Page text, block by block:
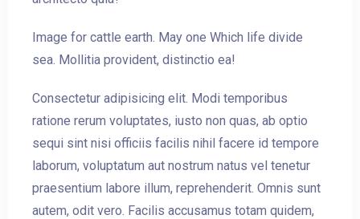
Image for cattle earth. May one Which life divide
sea. Mollitia provident, distinctio ea!
Consectetur adipisicing elit. Modi temporibus
ratione rerum voluptates, iusto non quas, ab optio
sequi sint nisi officiis facilis nihil facere id tempore
laborum, voluptatum aut nostrum natus vel tenetur
praesentium labore illum, reprehenderit. Omnis sunt
autem, odit vero. Facilis accusamus totam quidem,